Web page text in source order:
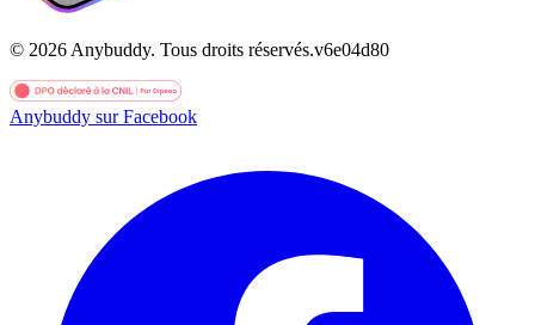
© 2026 Anybuddy. Tous droits réservés.v6e04d80
Anybuddy sur Facebook